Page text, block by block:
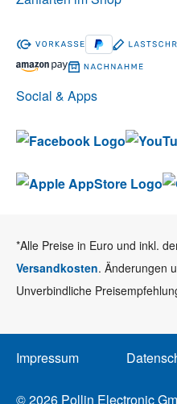
Social & Apps
*Alle Preise in Euro und inkl.
Versandkosten. Änderungen
Unverbindliche
Impressum
© 2026 Pollin Electronic